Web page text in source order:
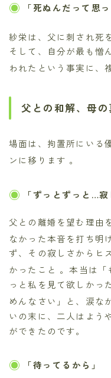
「死ぬんだって思
紗栄は、父に刺され死
そして、自分が最も憎
われたという事実に、
父との和解、母の
場面は、拘置所にいる
ンに移ります 。
「ずっとずっと…
父との離婚を望む理由
なかった本音を打ち明
ず、その寂しさからヒ
かったこと 。本当は「
っと私を見て欲しかっ
めんなさい」と、涙な
いの末に、二人はよう
ができたのです。
「待ってるから」